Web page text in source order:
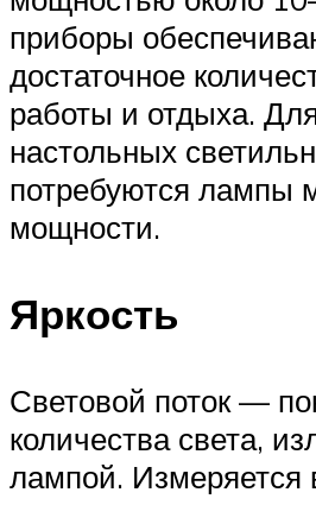
приборы
достаточное
работы и отдыха.
настольных
потребуются лампы
мощности.
Яркость
Световой поток —
количества света,
лампой. Измеряется